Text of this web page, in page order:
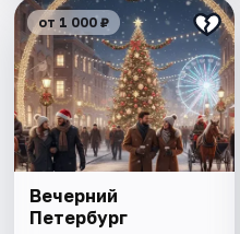
от 1 000 ₽
Вечерний
Петербург